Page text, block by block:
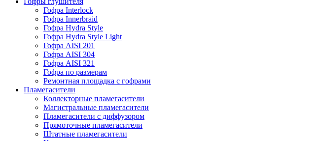
Гофра Interlock
Гофра Innerbraid
Гофра Hydra Style
Гофра Hydra Style Light
Гофра AISI 201
Гофра AISI 304
Гофра AISI 321
Гофра по размерам
Ремонтная площадка с гофрами
Пламегасители
Коллекторные пламегасители
Магистральные пламегасители
Пламегасители с диффузором
Прямоточные пламегасители
Штатные пламегасители